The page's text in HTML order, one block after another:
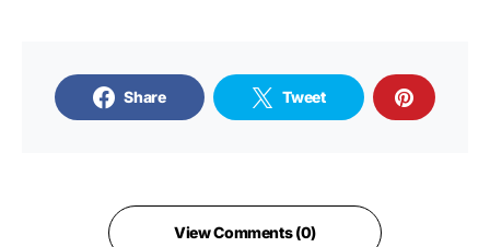
Share Tweet
View Comments (0)